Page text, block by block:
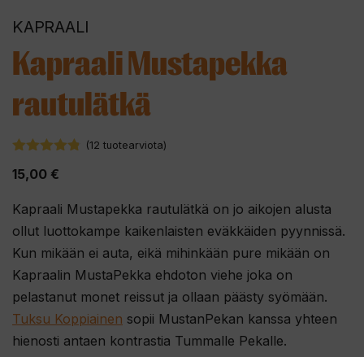
KAPRAALI
Kapraali Mustapekka
rautulätkä
(12 tuotearviota)
15,00 €
Kapraali Mustapekka rautulätkä on jo aikojen alusta
ollut luottokampe kaikenlaisten eväkkäiden pyynnissä.
Kun mikään ei auta, eikä mihinkään pure mikään on
Kapraalin MustaPekka ehdoton viehe joka on
pelastanut monet reissut ja ollaan päästy syömään.
Tuksu Koppiainen sopii MustanPekan kanssa yhteen
hienosti antaen kontrastia Tummalle Pekalle.